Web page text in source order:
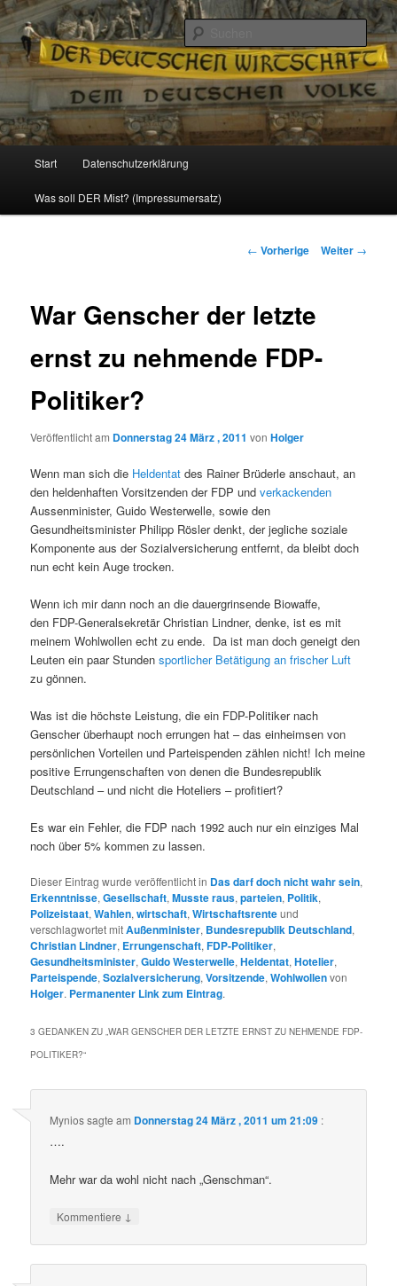
Reizzentrum
Politik, Wirtschaft, Soziales und Gesellschaft
Zum
Inhalt
Start Datenschutzerklärung
Was soll DER Mist? (Impressumersatz)
Beitrags-
← Vorherige Weiter →
War Genscher der letzte
ernst zu nehmende FDP-
Politiker?
Veröffentlicht am Donnerstag 24 März , 2011 vonHolger
Wenn man sich die Heldentat des Rainer Brüderle anschaut, an
den heldenhaften Vorsitzenden der FDP undverkackenden
Aussenminister, Guido Westerwelle, sowie den
Gesundheitsminister Philipp Rösler denkt, der jegliche soziale
Komponente aus der Sozialversicherung entfernt, da bleibt doch
nun echt kein Auge trocken.
Wenn ich mir dann noch an die dauergrinsende Biowaffe,
den FDP-Generalsekretär Christian Lindner, denke, ist es mit
meinem Wohlwollen echt zu ende. Da ist man doch geneigt den
Leuten ein paar Stundensportlicher Betätigung an frischer Luft
zu gönnen.
Was ist die höchste Leistung, die ein FDP-Politiker nach
Genscher überhaupt noch errungen hat – das einheimsen von
persönlichen Vorteilen und Parteispenden zählen nicht! Ich meine
positive Errungenschaften von denen die Bundesrepublik
Deutschland – und nicht die Hoteliers – profitiert?
Es war ein Fehler, die FDP nach 1992 auch nur ein einziges Mal
noch über 5% kommen zu lassen.
Dieser Eintrag wurde veröffentlicht in Das darf doch nicht wahr sein,
Erkenntnisse,Gesellschaft,Musste raus,parteien, Politik,
Polizeistaat,Wahlen,wirtschaft,Wirtschaftsrenteund
verschlagwortet mitAußenminister, Bundesrepublik Deutschland,
Christian Lindner, Errungenschaft,FDP-Politiker,
Gesundheitsminister,Guido Westerwelle,Heldentat,Hotelier,
Parteispende,Sozialversicherung,Vorsitzende,Wohlwollenvon
Holger. Permanenter Link zum Eintrag.
3 GEDANKEN ZU „WAR GENSCHER DER LETZTE ERNST ZU NEHMENDE FDP-
POLITIKER?“
Myniossagte am Donnerstag 24 März , 2011 um 21:09 :
….
Mehr war da wohl nicht nach „Genschman“.
Kommentiere ↓